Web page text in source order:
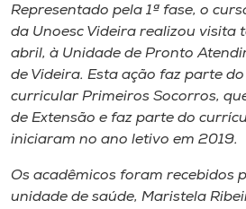
Unoesc
Store
Selecione
o idioma
Representado pela 1ª fase, o
da Unoesc Videira realizou visita
abril, à Unidade de Pronto
de Videira. Esta ação faz parte
curricular Primeiros Socorros,
de Extensão e faz parte do
iniciaram no ano letivo em 2019.
Os acadêmicos foram recebidos
unidade de saúde, Maristela